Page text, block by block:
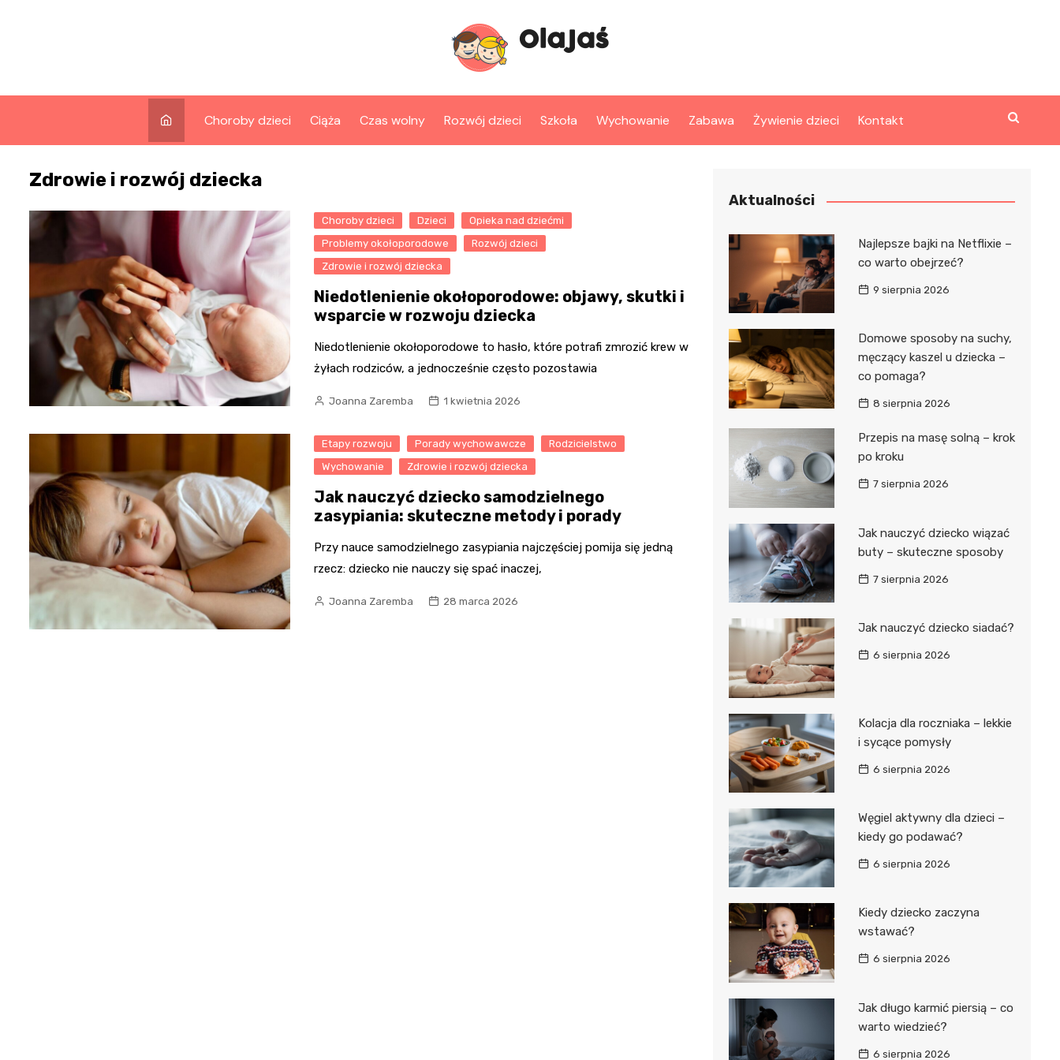
Choroby dzieci Ciąża Czas wolny Rozwój dzieci Szkoła Wychowanie Zabawa Żywienie dzieci Kontakt
Zdrowie i rozwój dziecka
Choroby dzieci Dzieci
Opieka nad dziećmi
Problemy okołoporodowe
Rozwój dzieci
Zdrowie i rozwój dziecka
Niedotlenienie okołoporodowe: objawy, skutki i
wsparcie w rozwoju dziecka
Niedotlenienie okołoporodowe to hasło, które potrafi zmrozić krew w
żyłach rodziców, a jednocześnie często pozostawia
Joanna Zaremba 1 kwietnia 2026
Etapy rozwoju Porady wychowawcze
Rodzicielstwo
Wychowanie
Zdrowie i rozwój dziecka
Jak nauczyć dziecko samodzielnego
zasypiania: skuteczne metody i porady
Przy nauce samodzielnego zasypiania najczęściej pomija się jedną
rzecz: dziecko nie nauczy się spać inaczej,
Joanna Zaremba 28 marca 2026
Aktualności
Najlepsze bajki na Netflixie –
co warto obejrzeć?
9 sierpnia 2026
Domowe sposoby na suchy,
męczący kaszel u dziecka –
co pomaga?
8 sierpnia 2026
Przepis na masę solną – krok
po kroku
7 sierpnia 2026
Jak nauczyć dziecko wiązać
buty – skuteczne sposoby
7 sierpnia 2026
Jak nauczyć dziecko siadać?
6 sierpnia 2026
Kolacja dla roczniaka – lekkie
i sycące pomysły
6 sierpnia 2026
Węgiel aktywny dla dzieci –
kiedy go podawać?
6 sierpnia 2026
Kiedy dziecko zaczyna
wstawać?
6 sierpnia 2026
Jak długo karmić piersią – co
warto wiedzieć?
6 sierpnia 2026